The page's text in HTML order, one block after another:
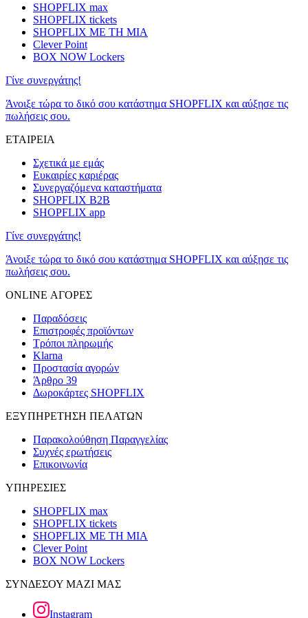
SHOPFLIX max
SHOPFLIX tickets
SHOPFLIX ΜΕ ΤΗ ΜΙΑ
Clever Point
BOX NOW Lockers
Γίνε συνεργάτης!
Άνοιξε τώρα το δικό σου κατάστημα SHOPFLIX και αύξησε τις
πωλήσεις σου.
ΕΤΑΙΡΕΙΑ
Σχετικά με εμάς
Ευκαιρίες καριέρας
Συνεργαζόμενα καταστήματα
SHOPFLIX B2B
SHOPFLIX app
Γίνε συνεργάτης!
Άνοιξε τώρα το δικό σου κατάστημα SHOPFLIX και αύξησε τις
πωλήσεις σου.
ONLINE ΑΓΟΡΕΣ
Παραδόσεις
Επιστροφές προϊόντων
Τρόποι πληρωμής
Klarna
Προστασία αγορών
Άρθρο 39
Δωροκάρτες SHOPFLIX
ΕΞΥΠΗΡΕΤΗΣΗ ΠΕΛΑΤΩΝ
Παρακολούθηση Παραγγελίας
Συχνές ερωτήσεις
Επικοινωνία
ΥΠΗΡΕΣΙΕΣ
SHOPFLIX max
SHOPFLIX tickets
SHOPFLIX ΜΕ ΤΗ ΜΙΑ
Clever Point
BOX NOW Lockers
ΣΥΝΔΕΣΟΥ ΜΑΖΙ ΜΑΣ
Instagram